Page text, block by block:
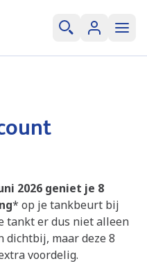
2026 geniet je 8
* op je tankbeurt bij
tankt er dus niet alleen
dichtbij, maar deze 8
voordelig.